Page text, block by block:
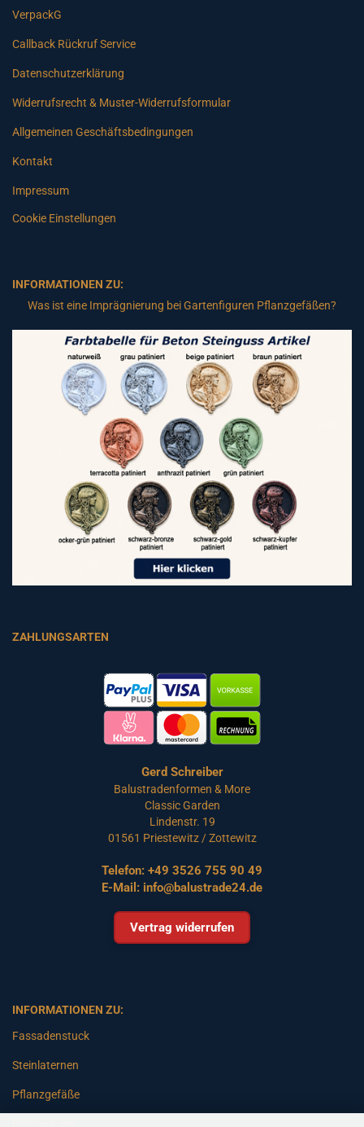
VerpackG
Callback Rückruf Service
Datenschutzerklärung
Widerrufsrecht & Muster-Widerrufsformular
Allgemeinen Geschäftsbedingungen
Kontakt
Impressum
Cookie Einstellungen
INFORMATIONEN ZU:
Was ist eine Imprägnierung bei Gartenfiguren Pflanzgefäßen?
ZAHLUNGSARTEN
Gerd Schreiber
Balustradenformen & More
Classic Garden
Lindenstr. 19
01561 Priestewitz / Zottewitz
Telefon: +49 3526 755 90 49
E-Mail: info@balustrade24.de
Vertrag widerrufen
INFORMATIONEN ZU:
Fassadenstuck
Steinlaternen
Pflanzgefäße